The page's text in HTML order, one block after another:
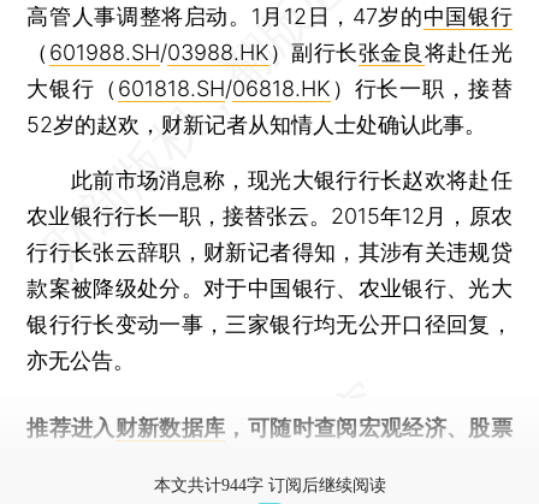
高管人事调整将启动。1月12日，47岁的中国银行
（ 601988.SH/03988.HK）副行长张金良将赴任光
大银行（ 601818.SH/06818.HK ）行长一职，接替
52岁的赵欢，财新记者从知情人士处确认此事。
此前市场消息称，现光大银行行长赵欢将赴任
农业银行行长一职，接替张云。2015年12月，原农
行行长张云辞职，财新记者得知，其涉有关违规贷
款案被降级处分。对于中国银行、农业银行、光大
银行行长变动一事，三家银行均无公开口径回复，
亦无公告。
推荐进入 财新数据库 ，可随时查阅宏观经济、股票
本文共计944字 订阅后继续阅读